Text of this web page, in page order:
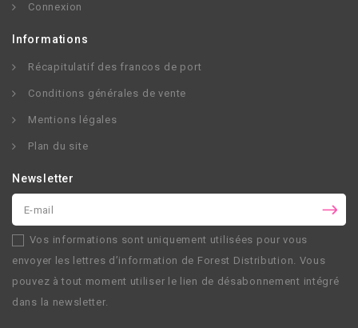
Connexion
Informations
Récapitulatif des francos de port
Conditions générales de vente
Mentions légales
Plan du site
Newsletter
Vos informations sont uniquement utilisées pour vous
envoyer les lettres d’information de Forest Distribution. Vous
pouvez à tout moment utiliser le lien de désabonnement intégré
dans la newsletter.